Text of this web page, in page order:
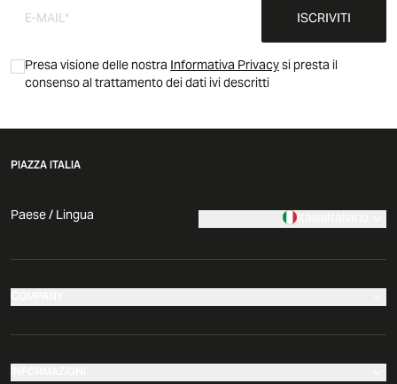
ISCRIVITI
Presa visione delle nostraInformativa Privacysi presta il
consenso al trattamento dei dati ivi descritti
PIAZZA ITALIA
Paese / Lingua Italia|Italiano
I nostri negozi
Azienda